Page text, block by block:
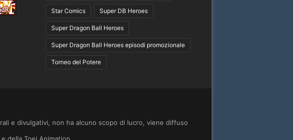
Star Comics Super DB Heroes
Super Dragon Ball Heroes
Super Dragon Ball Heroes episodi promozionale
Torneo del Potere
e divulgativi, non ha alcuno scopo di lucro, viene diffuso
della Toei Animation.